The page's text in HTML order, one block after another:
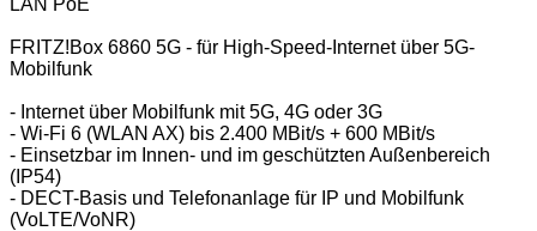
FRITZ!Box 6860 5G - für High-Speed-Internet über 5G-
Mobilfunk
- Internet über Mobilfunk mit 5G, 4G oder 3G
- Wi-Fi 6 (WLAN AX) bis 2.400 MBit/s + 600 MBit/s
- Einsetzbar im Innen- und im geschützten Außenbereich
(IP54)
- DECT-Basis und Telefonanlage für IP und Mobilfunk
(VoLTE/VoNR)